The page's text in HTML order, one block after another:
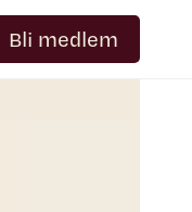
Bli medlem